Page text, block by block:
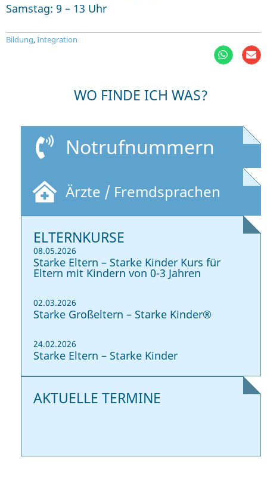
Samstag: 9 – 13 Uhr
Bildung,Integration
WO FINDE ICH WAS?
Notrufnummern
Ärzte / Fremdsprachen
ELTERNKURSE
08.05.2026
Starke Eltern – Starke Kinder Kurs für
Eltern mit Kindern von 0-3 Jahren
02.03.2026
Starke Großeltern – Starke Kinder®
24.02.2026
Starke Eltern – Starke Kinder
AKTUELLE TERMINE